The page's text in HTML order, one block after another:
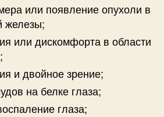
или появление опухоли в
железы;
или дискомфорта в области
и двойное зрение;
на белке глаза;
глаза;